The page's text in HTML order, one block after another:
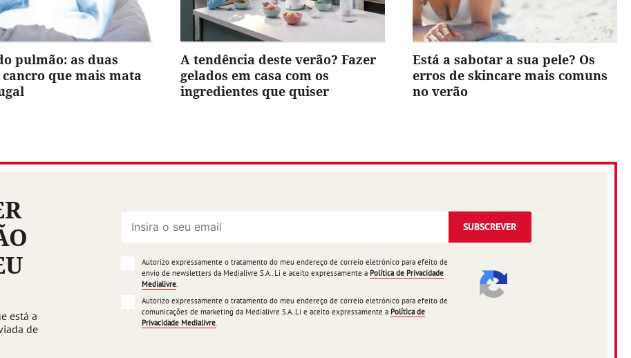
pulmão: as duas
cancro que mais mata
A tendência deste verão? Fazer
gelados em casa com os
ingredientes que quiser
Está a sabotar a sua pele? Os
erros de skincare mais comuns
no verão
está a
de
SUBSCREVER
Autorizo expressamente o tratamento do meu endereço de correio eletrónico para efeito de
envio de newsletters da Medialivre S.A.. Li e aceito expressamente a Política de Privacidade
Medialivre
Autorizo expressamente o tratamento do meu endereço de correio eletrónico para efeito de
comunicações de marketing da Medialivre S.A..Li e aceito expressamente a Política de
Privacidade Medialivre